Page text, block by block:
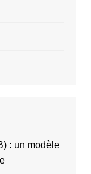
: un modèle